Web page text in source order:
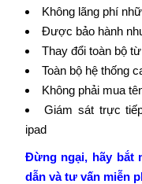
Không lãng phí
Được bảo hành
Thay đổi toàn bộ
Toàn bộ hệ thống
Không phải mua
Giám sát trực
ipad
Đừng ngại, hãy bắt
dẫn và tư vấn miễn